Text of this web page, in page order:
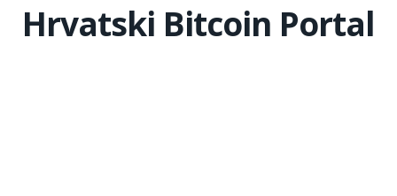
Hrvatski Bitcoin Portal